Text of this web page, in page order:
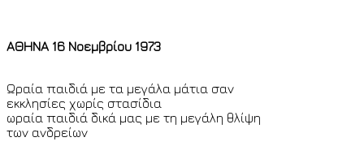
ΑΘΗΝΑ 16 Νοεμβρίου 1973
Ωραία παιδιά με τα μεγάλα μάτια σαν
εκκλησίες χωρίς στασίδια
ωραία παιδιά δικά μας με τη μεγάλη θλίψη
των ανδρείων